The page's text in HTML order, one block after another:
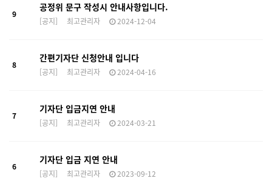
9
공정위 문구 작성시 안내사항입니다.
[공지] 최고관리자 2024-12-04
8
간편기자단 신청안내 입니다
[공지] 최고관리자 2024-04-16
7
기자단 입금지연 안내
[공지] 최고관리자 2024-03-21
6
기자단 입금 지연 안내
[공지] 최고관리자 2023-09-12